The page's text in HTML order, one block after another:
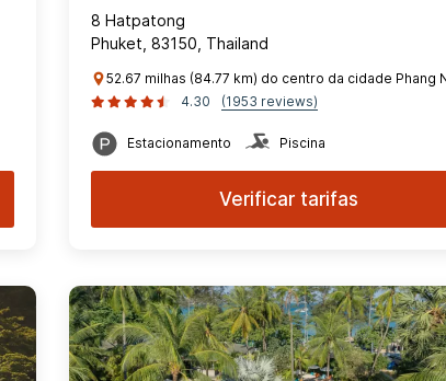
8 Hatpatong
Phuket, 83150, Thailand
52.67 milhas (84.77 km) do centro da cidade Phang
4.30
(1953 reviews)
Estacionamento Piscina
Verificar tarifas